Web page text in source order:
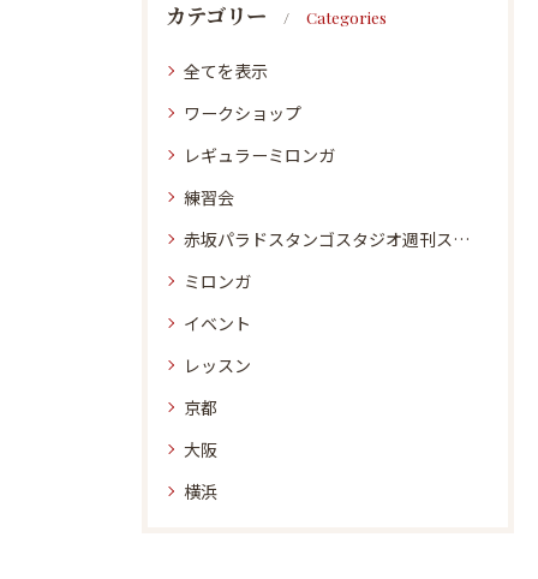
カテゴリー Categories
全てを表示
ワークショップ
レギュラーミロンガ
練習会
赤坂パラドスタンゴスタジオ週刊スケジュール
ミロンガ
イベント
レッスン
京都
大阪
横浜